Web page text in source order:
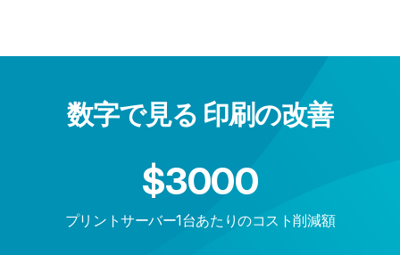
数字で見る 印刷の改善
3000
$
プリントサーバー1台あたりのコスト削減額